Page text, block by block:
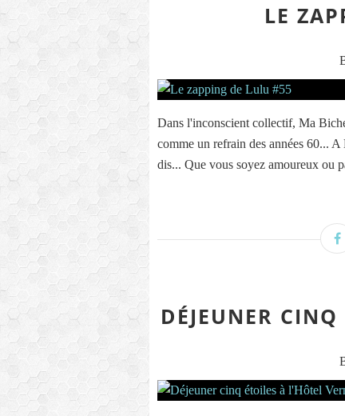
LE
Dans l'inconscient collectif, Ma
comme un refrain des années 60...
dis... Que vous soyez amoureux ou
DÉJEUNER